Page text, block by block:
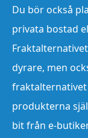
Du bör också
privata bostad
dyrare, men
produkterna
bit från e-